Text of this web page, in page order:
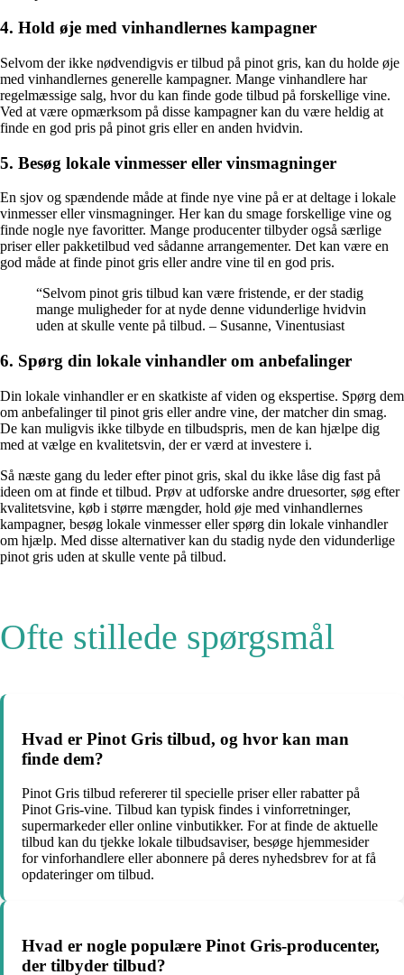
4. Hold øje med vinhandlernes kampagner
Selvom der ikke nødvendigvis er tilbud på pinot gris, kan du holde øje
med vinhandlernes generelle kampagner. Mange vinhandlere har
regelmæssige salg, hvor du kan finde gode tilbud på forskellige vine.
Ved at være opmærksom på disse kampagner kan du være heldig at
finde en god pris på pinot gris eller en anden hvidvin.
5. Besøg lokale vinmesser eller vinsmagninger
En sjov og spændende måde at finde nye vine på er at deltage i lokale
vinmesser eller vinsmagninger. Her kan du smage forskellige vine og
finde nogle nye favoritter. Mange producenter tilbyder også særlige
priser eller pakketilbud ved sådanne arrangementer. Det kan være en
god måde at finde pinot gris eller andre vine til en god pris.
“Selvom pinot gris tilbud kan være fristende, er der stadig
mange muligheder for at nyde denne vidunderlige hvidvin
uden at skulle vente på tilbud. – Susanne, Vinentusiast
6. Spørg din lokale vinhandler om anbefalinger
Din lokale vinhandler er en skatkiste af viden og ekspertise. Spørg dem
om anbefalinger til pinot gris eller andre vine, der matcher din smag.
De kan muligvis ikke tilbyde en tilbudspris, men de kan hjælpe dig
med at vælge en kvalitetsvin, der er værd at investere i.
Så næste gang du leder efter pinot gris, skal du ikke låse dig fast på
ideen om at finde et tilbud. Prøv at udforske andre druesorter, søg efter
kvalitetsvine, køb i større mængder, hold øje med vinhandlernes
kampagner, besøg lokale vinmesser eller spørg din lokale vinhandler
om hjælp. Med disse alternativer kan du stadig nyde den vidunderlige
pinot gris uden at skulle vente på tilbud.
Ofte stillede spørgsmål
Hvad er Pinot Gris tilbud, og hvor kan man
finde dem?
Pinot Gris tilbud refererer til specielle priser eller rabatter på
Pinot Gris-vine. Tilbud kan typisk findes i vinforretninger,
supermarkeder eller online vinbutikker. For at finde de aktuelle
tilbud kan du tjekke lokale tilbudsaviser, besøge hjemmesider
for vinforhandlere eller abonnere på deres nyhedsbrev for at få
opdateringer om tilbud.
Hvad er nogle populære Pinot Gris-producenter,
der tilbyder tilbud?